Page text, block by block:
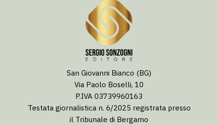
San Giovanni Bianco (BG)
Via Paolo Boselli, 10
P.IVA 03739960163
Testata giornalistica n. 6/2025 registrata presso
il Tribunale di Bergamo